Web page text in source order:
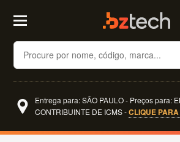
Buscar
Entrega para: SÃO PAULO - Preços para:
CONTRIBUINTE DE ICMS -CLIQUE